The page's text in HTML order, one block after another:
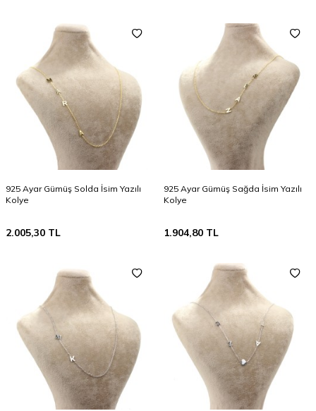
925 Ayar Gümüş Solda İsim Yazılı
Kolye
2.005,30 TL
925 Ayar Gümüş Sağda İsim Yazılı
Kolye
1.904,80 TL